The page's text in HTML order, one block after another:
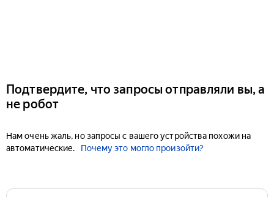
Подтвердите, что запросы отправляли вы, а
не робот
Нам очень жаль, но запросы с вашего устройства похожи на
автоматические.
Почему это могло произойти?